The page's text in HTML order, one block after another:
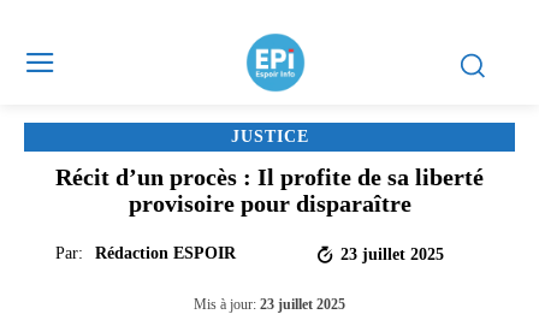
JUSTICE
Récit d’un procès : Il profite de sa liberté
provisoire pour disparaître
Par: Rédaction ESPOIR 23 juillet 2025
Mis à jour: 23 juillet 2025